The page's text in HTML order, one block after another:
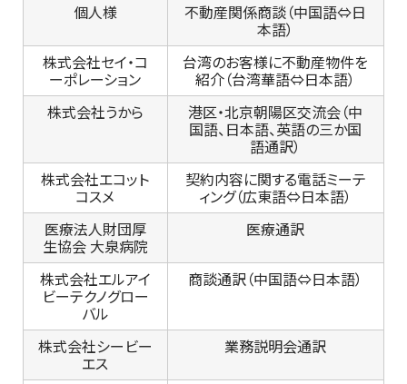
個人様
不動産関係商談（中国語⇔日
本語）
株式会社セイ・コ
ーポレーション
台湾のお客様に不動産物件を
紹介（台湾華語⇔日本語）
株式会社うから
港区・北京朝陽区交流会（中
国語、日本語、英語の三か国
語通訳）
株式会社エコット
コスメ
契約内容に関する電話ミーテ
ィング（広東語⇔日本語）
医療法人財団厚
生協会 大泉病院
医療通訳
株式会社エルアイ
ビーテクノグロー
バル
商談通訳（中国語⇔日本語）
株式会社シービー
エス
業務説明会通訳